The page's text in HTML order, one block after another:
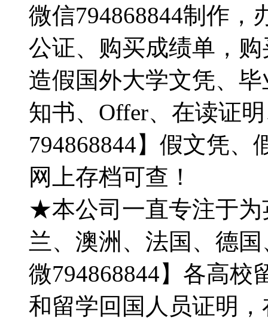
微信794868844制作
公证、购买成绩单，
造假国外大学文凭、
知书、Offer、在读证
794868844】假文凭
网上存档可查！
★本公司一直专注于为
兰、澳洲、法国、德
微794868844】各高
和留学回国人员证明